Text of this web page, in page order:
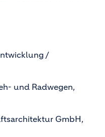
/
und Radwegen,
GmbH,